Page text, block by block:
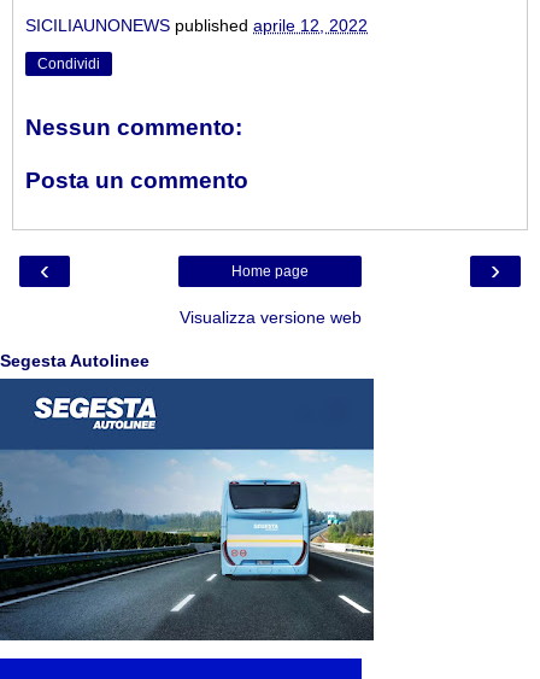
SICILIAUNONEWS published aprile 12, 2022
Condividi
Nessun commento:
Posta un commento
‹ ›
Home page
Visualizza versione web
Segesta Autolinee